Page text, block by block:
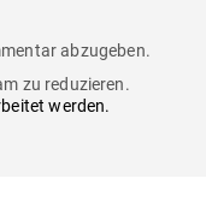
abzugeben.
zu reduzieren.
werden.